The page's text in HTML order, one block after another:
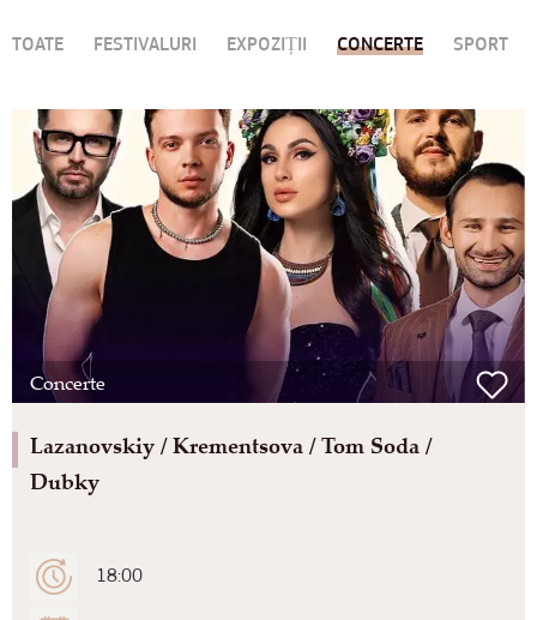
TOATE FESTIVALURI EXPOZIȚII CONCERTE SPORT
Concerte
Lazanovskiy / Krementsova / Tom Soda /
Dubky
18:00